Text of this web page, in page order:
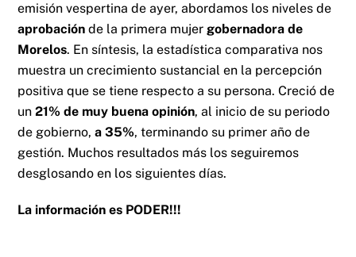
emisión vespertina de ayer, abordamos los niveles de
aprobación de la primera mujer gobernadora de
Morelos. En síntesis, la estadística comparativa nos
muestra un crecimiento sustancial en la percepción
positiva que se tiene respecto a su persona. Creció de
un21% de muy buena opinión, al inicio de su periodo
de gobierno,a 35%, terminando su primer año de
gestión. Muchos resultados más los seguiremos
desglosando en los siguientes días.
La información es PODER!!!